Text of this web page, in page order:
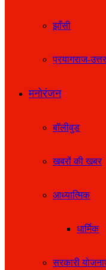
झाँसी
प्रयागराज-
मनोरंजन
बॉलीवुड
खबरों की खबर
आध्यात्मिक
धार्मिक
सरकारी